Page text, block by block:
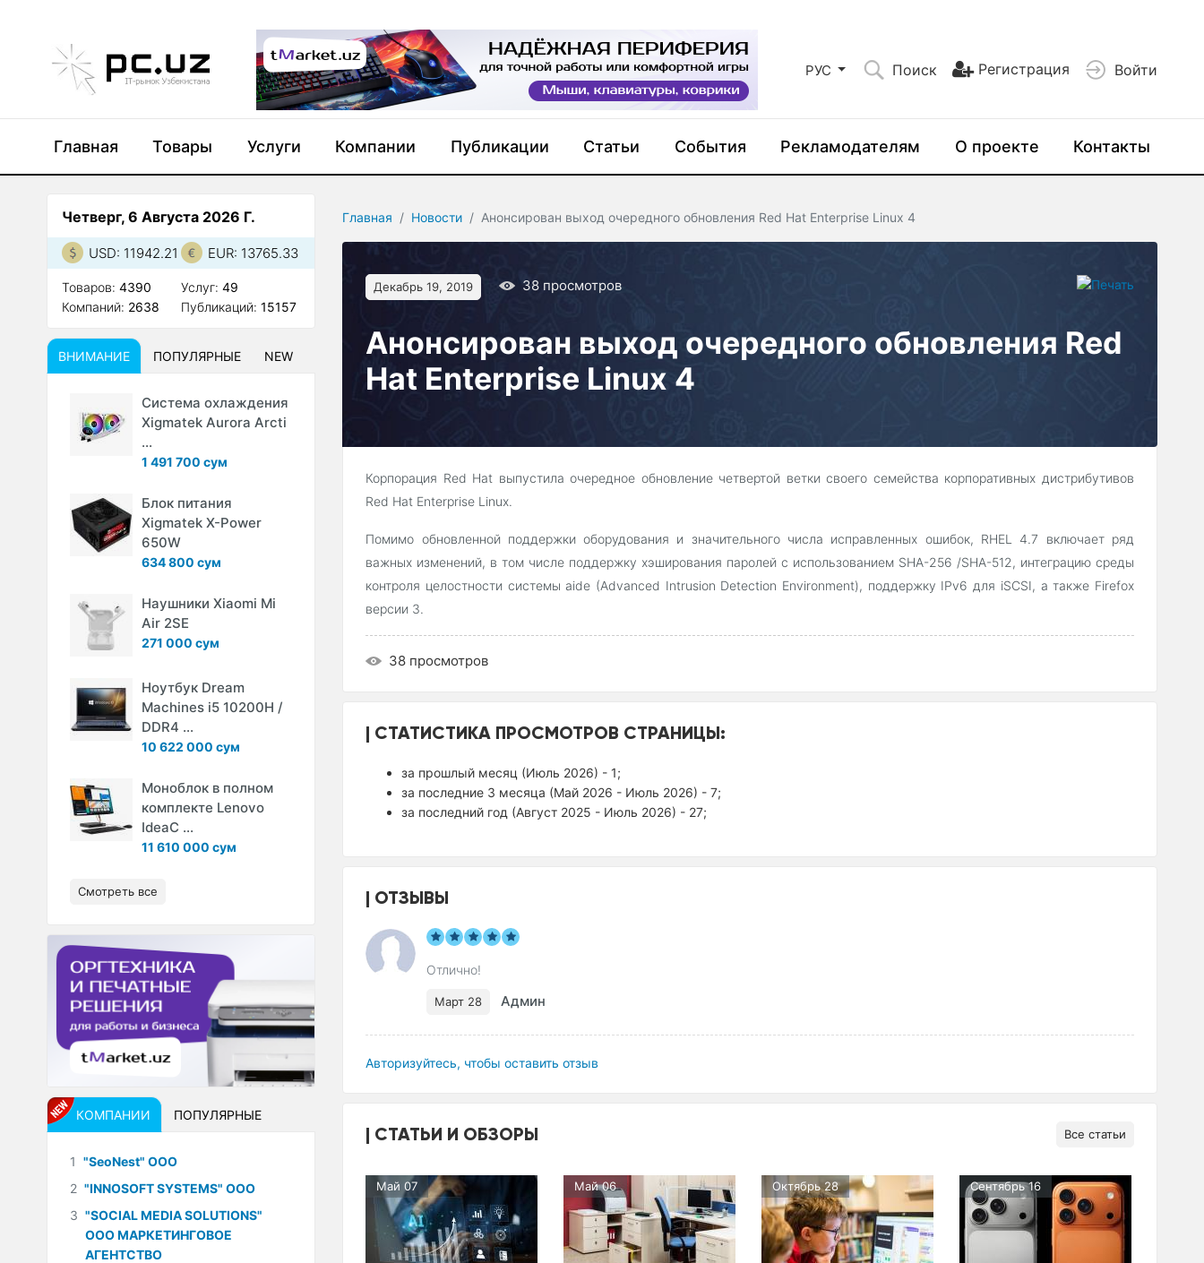
РУС Поиск Регистрация Войти
Главная Товары Услуги Компании Публикации Статьи События Рекламодателям О проекте Контакты
Главная Новости Анонсирован выход очередного обновления Red Hat Enterprise Linux 4
Декабрь 19, 2019 38 просмотров
Анонсирован выход очередного обновления Red
Hat Enterprise Linux 4
Корпорация Red Hat выпустила очередное обновление четвертой ветки своего семейства корпоративных дистрибутивов
Red Hat Enterprise Linux.
Помимо обновленной поддержки оборудования и значительного числа исправленных ошибок, RHEL 4.7 включает ряд
важных изменений, в том числе поддержку хэширования паролей с использованием SHA-256 /SHA-512, интеграцию среды
контроля целостности системы aide (Advanced Intrusion Detection Environment), поддержку IPv6 для iSCSI, а также Firefox
версии 3.
38 просмотров
СТАТИСТИКА ПРОСМОТРОВ СТРАНИЦЫ:
за прошлый месяц (Июль 2026) - 1;
за последние 3 месяца (Май 2026 - Июль 2026) - 7;
за последний год (Август 2025 - Июль 2026) - 27;
ОТЗЫВЫ
Отлично!
Март 28 Админ
Авторизуйтесь, чтобы оставить отзыв
СТАТЬИ И ОБЗОРЫ Все статьи
Май 07 Май 06 Октябрь 28 Сентябрь 16
Четверг, 6 Августа 2026 Г.
USD: 11942.21 EUR: 13765.33
Товаров: 4390
Компаний: 2638
Услуг:49
Публикаций:15157
ВНИМАНИЕ ПОПУЛЯРНЫЕ NEW
Система охлаждения
Xigmatek Aurora Arcti
...
1 491 700 сум
Блок питания
Xigmatek X-Power
650W
634 800 сум
Наушники Xiaomi Mi
Air 2SE
271 000 сум
Ноутбук Dream
Machines i5 10200H /
DDR4 ...
10 622 000 сум
Моноблок в полном
комплекте Lenovo
IdeaC ...
11 610 000 сум
Смотреть все
КОМПАНИИ ПОПУЛЯРНЫЕ
1 "SeoNest" ООО
2 "INNOSOFT SYSTEMS" ООО
3 "SOCIAL MEDIA SOLUTIONS"
ООО МАРКЕТИНГОВОЕ
АГЕНТСТВО